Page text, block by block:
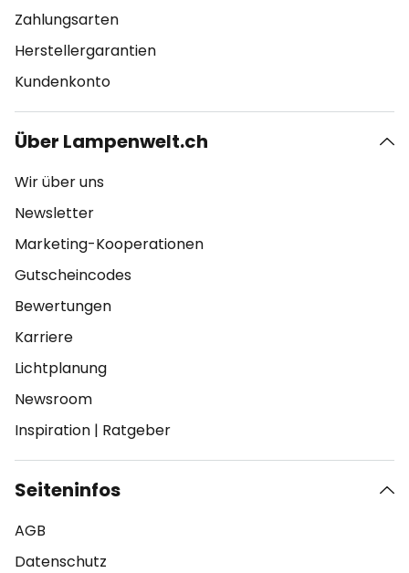
Zahlungsarten
Herstellergarantien
Kundenkonto
Über Lampenwelt.ch
Wir über uns
Newsletter
Marketing-Kooperationen
Gutscheincodes
Bewertungen
Karriere
Lichtplanung
Newsroom
Inspiration | Ratgeber
Seiteninfos
AGB
Datenschutz